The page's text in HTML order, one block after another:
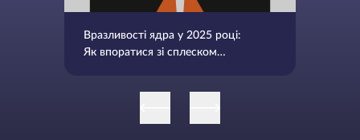
Вразливості ядра у 2025 році:
Як впоратися зі сплеском